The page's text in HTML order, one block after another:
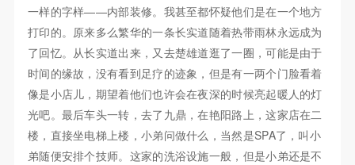
一样的字样——内部装修。我甚至都怀疑他们是在一个地方
打印的。原来多么繁华的一条长实道随着热带雨林永远成为
了回忆。从长实道出来，又去楚雄道逛了一圈，可能是由于
时间的缘故，没有看到足疗的迹象，但是有一两个门脸看着
像是小店儿，期望着他们也许会在夜深的时候亮起暖人的灯
光吧。最后车头一转，去了九鼎，在艳阳路上，这家店在二
楼，直接坐电梯上楼，小弟问做什么，当然是SPA了，叫小
弟随便安排个技师。这家的洗浴设施一般，但是小弟还是不